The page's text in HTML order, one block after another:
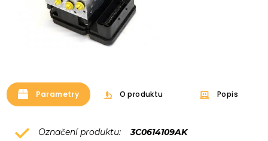
Parametry O produktu Popis
Označení produktu: 3C0614109AK